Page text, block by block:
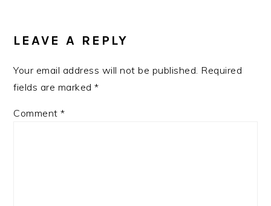
INTERACTIONS
LEAVE A REPLY
Your email address will not be published. Required
fields are marked*
Comment*